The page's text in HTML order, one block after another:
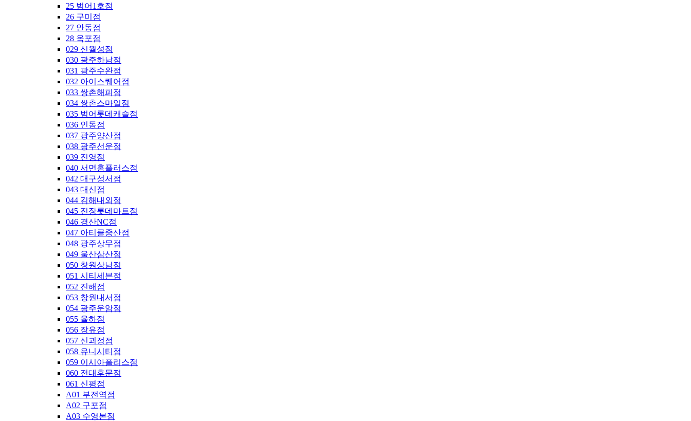
25 범어1호점
26 구미점
27 안동점
28 옥포점
029 신월성점
030 광주하남점
031 광주수완점
032 아이스퀘어점
033 쌍촌해피점
034 쌍촌스마일점
035 범어롯데캐슬점
036 인동점
037 광주양산점
038 광주선운점
039 진영점
040 서면홈플러스점
042 대구성서점
043 대신점
044 김해내외점
045 진장롯데마트점
046 경산NC점
047 아티클중산점
048 광주상무점
049 울산삼산점
050 창원상남점
051 시티세븐점
052 진해점
053 창원내서점
054 광주운암점
055 율하점
056 장유점
057 신괴정점
058 유니시티점
059 이시아폴리스점
060 전대후문점
061 신평점
A01 부전역점
A02 구포점
A03 수영본점